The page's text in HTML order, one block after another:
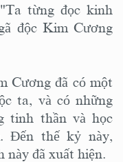
từng đọc kinh
độc Kim Cương
Cương đã có một
ta, và có những
tinh thần và học
Đến thế kỷ này,
này đã xuất hiện.